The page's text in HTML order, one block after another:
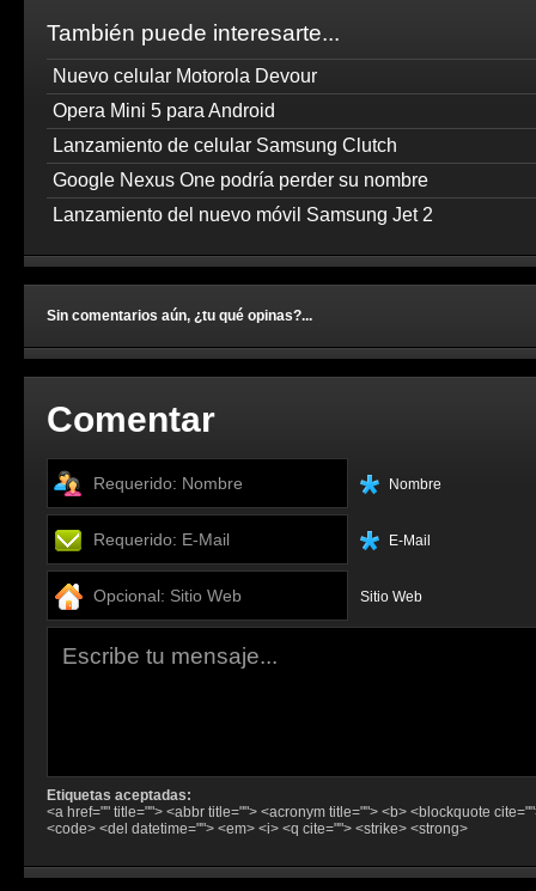
También puede interesarte...
Nuevo celular Motorola Devour
Opera Mini 5 para Android
Lanzamiento de celular Samsung Clutch
Google Nexus One podría perder su nombre
Lanzamiento del nuevo móvil Samsung Jet 2
Sin comentarios aún, ¿tu qué opinas?...
Comentar
Nombre
E-Mail
Sitio Web
Etiquetas aceptadas:
<a href="" title=""> <abbr title=""> <acronym title=""> <b> <blockquote
<code> <del datetime=""> <em> <i> <q cite=""> <strike> <strong>